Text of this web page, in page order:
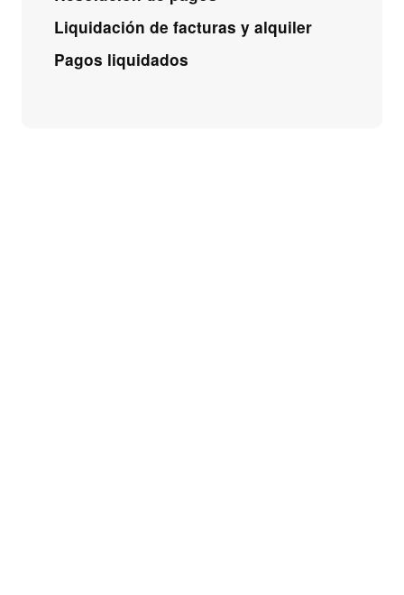
Liquidación de facturas y alquiler
Pagos liquidados